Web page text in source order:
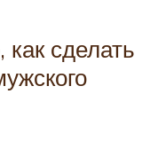
сделать